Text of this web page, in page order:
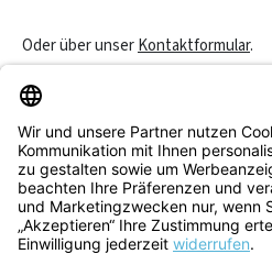
Oder über unserKontaktformular.
Service & Beratung
Informationen